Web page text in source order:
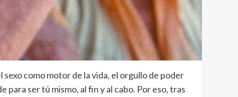
como motor de la vida, el orgullo de poder
para ser tú mismo, al fin y al cabo. Por eso, tras